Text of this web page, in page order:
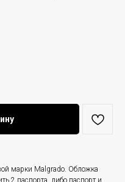
марки Malgrado. Обложка